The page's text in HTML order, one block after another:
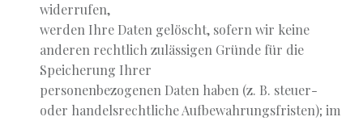
widerrufen,
werden Ihre Daten gelöscht, sofern wir keine
anderen rechtlich zulässigen Gründe für die
Speicherung Ihrer
personenbezogenen Daten haben (z. B. steuer-
oder handelsrechtliche Aufbewahrungsfristen); im